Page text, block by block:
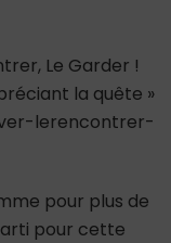
Le Garder !
la quête »
lerencontrer-
pour plus de
pour cette